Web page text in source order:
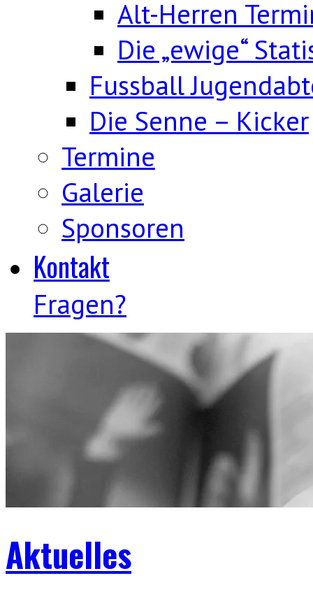
Alt-Herren
Die „ewige“
Fussball
Die Senne – Kicker
Termine
Galerie
Sponsoren
Kontakt
Fragen?
Aktuelles